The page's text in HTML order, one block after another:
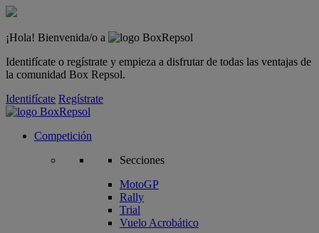
¡Hola! Bienvenida/o a
Identifícate o regístrate y empieza a disfrutar de todas las ventajas de
la comunidad Box Repsol.
Identifícate Regístrate
Competición
Secciones
MotoGP
Rally
Trial
Vuelo Acrobático